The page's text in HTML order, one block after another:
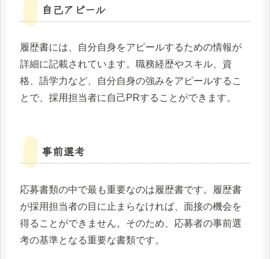
自己アピール
履歴書には、自分自身をアピールするための情報が
詳細に記載されています。職務経歴やスキル、資
格、語学力など、自分自身の強みをアピールするこ
とで、採用担当者に自己PRすることができます。
事前選考
応募書類の中で最も重要なのは履歴書です。履歴書
が採用担当者の目に止まらなければ、面接の機会を
得ることができません。そのため、応募者の事前選
考の基準となる重要な書類です。